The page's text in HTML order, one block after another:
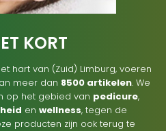
KORT
hart van (Zuid) Limburg, voeren
meer dan 8500 artikelen. We
op het gebied van pedicure,
en wellness, tegen de
producten zijn ook terug te